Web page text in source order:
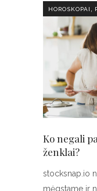
HOROSKOPAI
Ko negali
ženklai?
stocksnap.io
mėgstame ir